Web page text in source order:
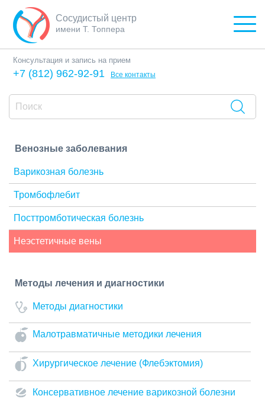
Сосудистый центр
имени Т. Топпера
Консультация и запись на прием
+7 (812) 962-92-91 Все контакты
Венозные заболевания
Варикозная болезнь
Тромбофлебит
Посттромботическая болезнь
Неэстетичные вены
Методы лечения и диагностики
Методы диагностики
Малотравматичные методики лечения
Хирургическое лечение (Флебэктомия)
Консервативное лечение варикозной болезни